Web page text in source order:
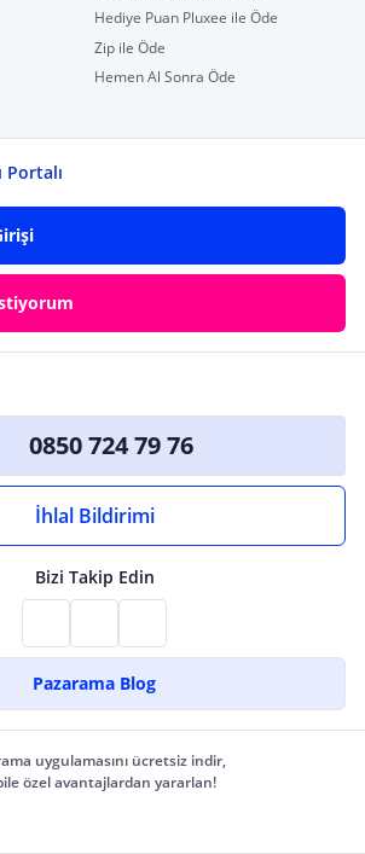
Hediye Puan Pluxee ile Öde
Zip ile Öde
Hemen Al Sonra Öde
Portalı
0850 724 79 76
İhlal Bildirimi
Bizi Takip Edin
Pazarama Blog
uygulamasını ücretsiz indir,
özel avantajlardan yararlan!